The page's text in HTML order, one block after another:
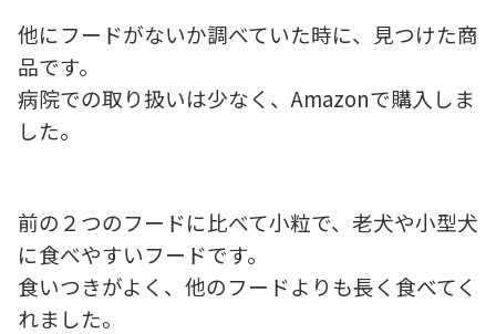
他にフードがないか調べていた時に、見つけた商
品です。
病院での取り扱いは少なく、Amazonで購入しま
した。
前の２つのフードに比べて小粒で、老犬や小型犬
に食べやすいフードです。
食いつきがよく、他のフードよりも長く食べてく
れました。